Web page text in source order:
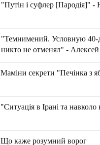
"Путін і суфлер
"Темнимений. Условную 40-
никто не отменял" -
Маміни секрети "Печінка з
"Ситуація в Ірані та
Що каже розумний ворог